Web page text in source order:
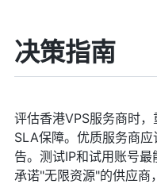
决策指南
评估香港VPS服务商时
SLA保障。优质服务商
告。测试IP和试用账号
承诺"无限资源"的供应商